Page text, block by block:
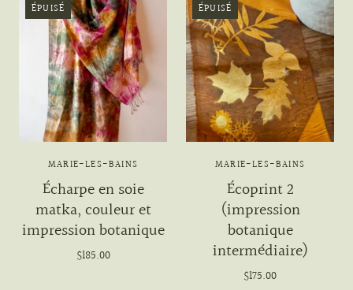
ÉPUISÉ
MARIE-LES-BAINS
Écharpe en soie
matka, couleur et
impression botanique
$185.00
ÉPUISÉ
MARIE-LES-BAINS
Écoprint 2
(impression
botanique
intermédiaire)
$175.00